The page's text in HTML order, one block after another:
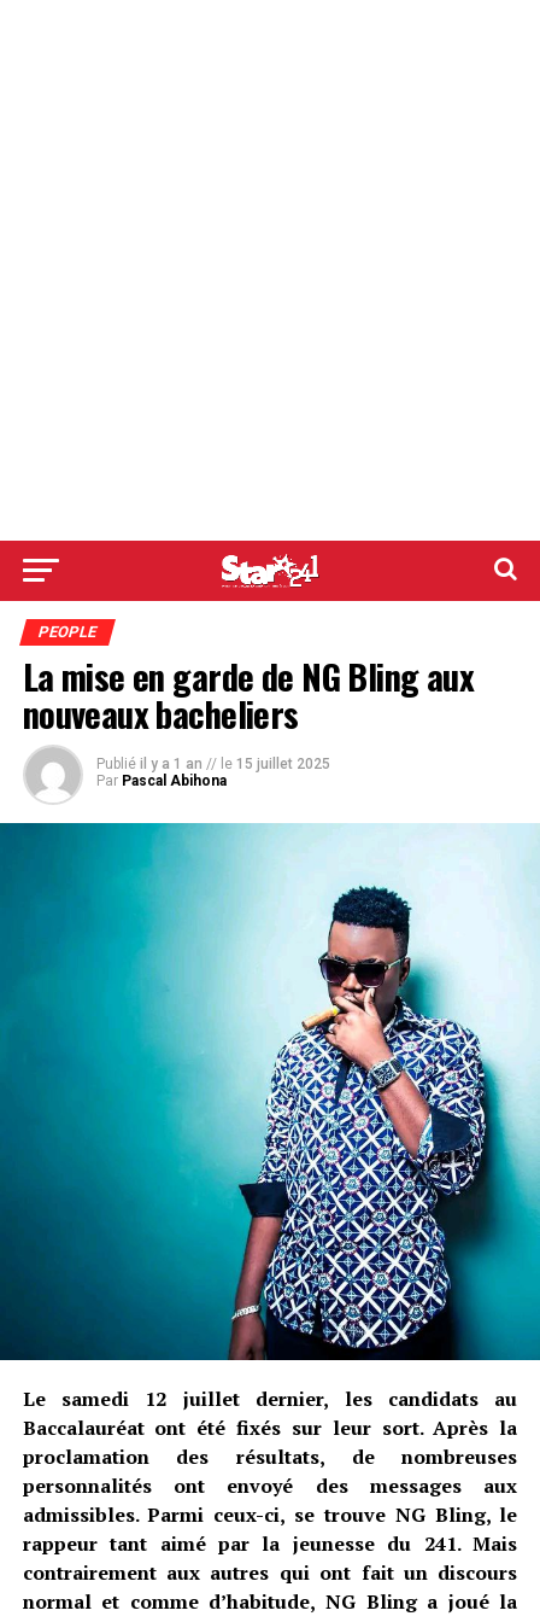
PEOPLE
La mise en garde de NG Bling aux
nouveaux bacheliers
Publié il y a 1 an // le 15 juillet 2025
Par Pascal Abihona
Le samedi 12 juillet dernier, les candidats au
Baccalauréat ont été fixés sur leur sort. Après la
proclamation des résultats, de nombreuses
personnalités ont envoyé des messages aux
admissibles. Parmi ceux-ci, se trouve NG Bling, le
rappeur tant aimé par la jeunesse du 241. Mais
contrairement aux autres qui ont fait un discours
normal et comme d’habitude, NG Bling a joué la